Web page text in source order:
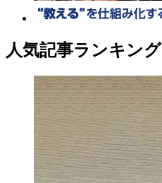
人気記事ランキング